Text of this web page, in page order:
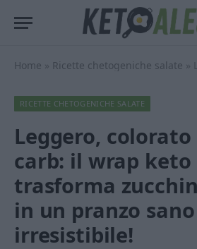
Home » Ricette chetogeniche salate »
RICETTE CHETOGENICHE SALATE
Leggero, colorato
carb: il wrap keto
trasforma
in un pranzo
irresistibile!